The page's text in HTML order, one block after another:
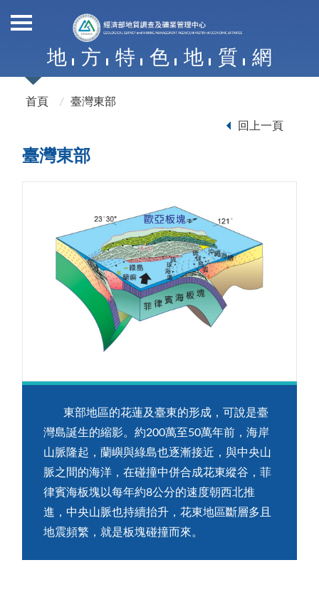
地 方 特 色 地 質 網
首頁 臺灣東部
回上一頁
臺灣東部
東部地區的花蓮及臺東的形成，可說是臺
灣島誕生的縮影。約200萬至50萬年前，海岸
山脈隆起，蘭嶼與綠島也逐漸接近，與中央山
脈之間的海洋，在碰撞中併合成花東縱谷，菲
律賓海板塊以每年約8公分的速度朝西北推
進，中央山脈也持續抬升，花東地區斷層多且
地震頻繁，就是板塊碰撞而來。